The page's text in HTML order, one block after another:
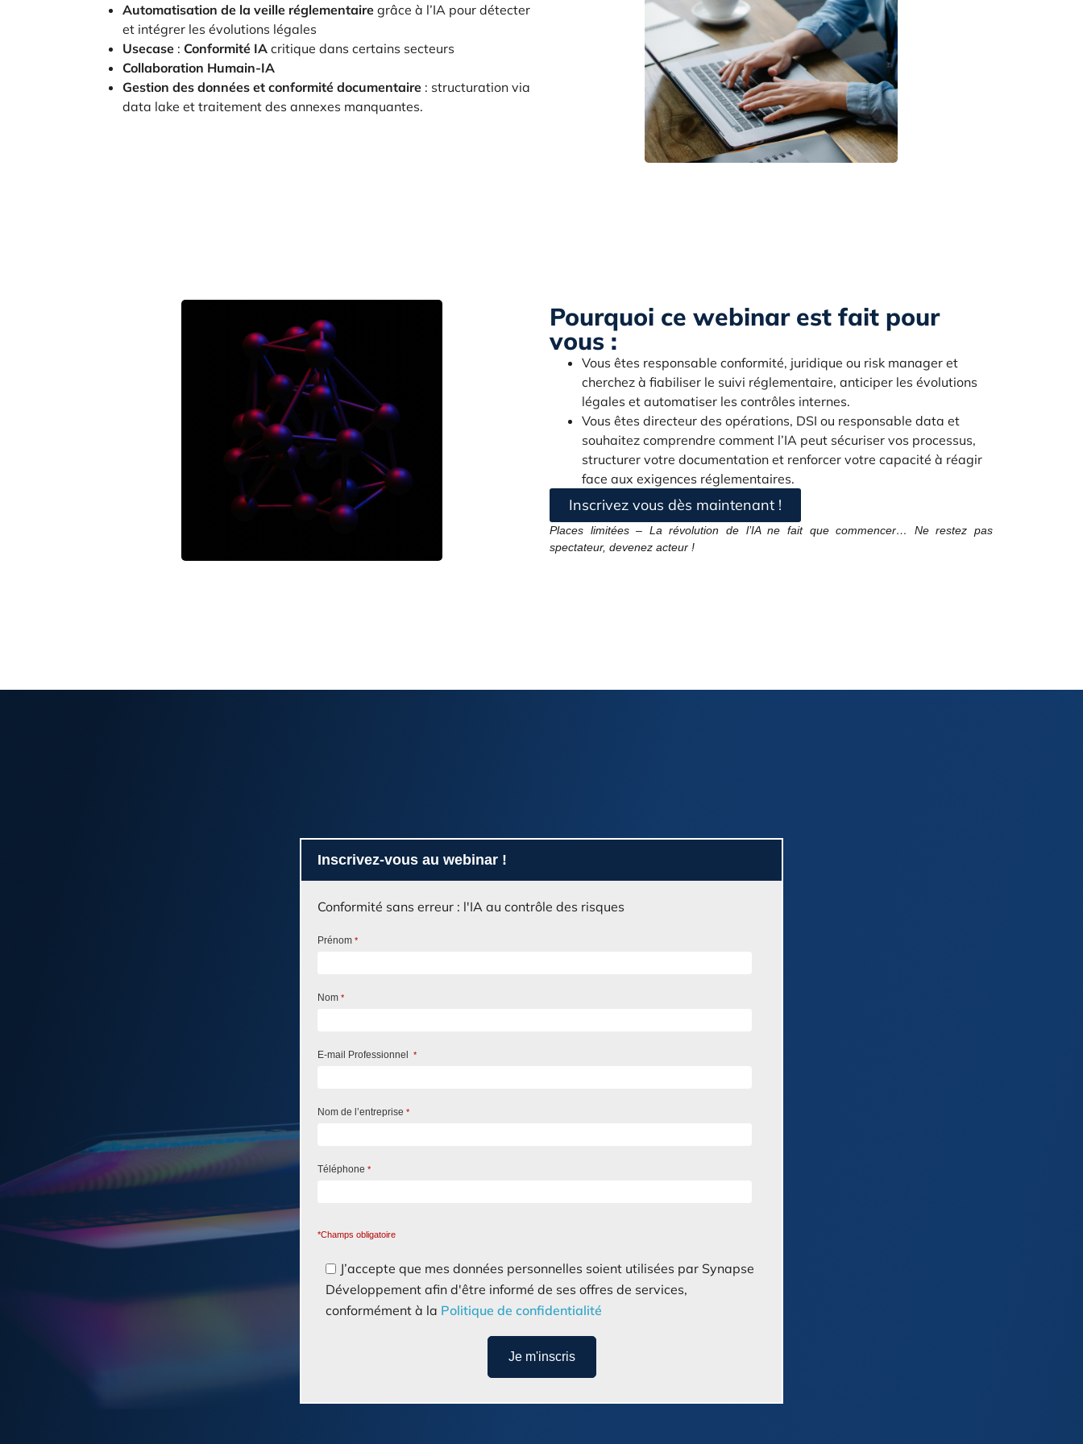
Automatisation de la veille réglementaire grâce à l’IA pour détecter
et intégrer les évolutions légales
Usecase : Conformité IA critique dans certains secteurs
Collaboration Humain-IA
Gestion des données et conformité documentaire : structuration via
data lake et traitement des annexes manquantes.
Pourquoi ce webinar est fait pour
vous :
Vous êtes responsable conformité, juridique ou risk manager et
cherchez à fiabiliser le suivi réglementaire, anticiper les évolutions
légales et automatiser les contrôles internes.
Vous êtes directeur des opérations, DSI ou responsable data et
souhaitez comprendre comment l’IA peut sécuriser vos processus,
structurer votre documentation et renforcer votre capacité à réagir
face aux exigences réglementaires.
Inscrivez vous dès maintenant !
Places limitées – La révolution de l’IA ne fait que commencer… Ne restez pas
spectateur, devenez acteur !
Inscrivez-vous au webinar !
Conformité sans erreur : l'IA au contrôle des risques
Prénom *
Nom *
E-mail Professionnel *
Nom de l’entreprise *
Téléphone *
*Champs obligatoire
J’accepte que mes données personnelles soient utilisées par Synapse
Développement afin d'être informé de ses offres de services,
conformément à la Politique de confidentialité